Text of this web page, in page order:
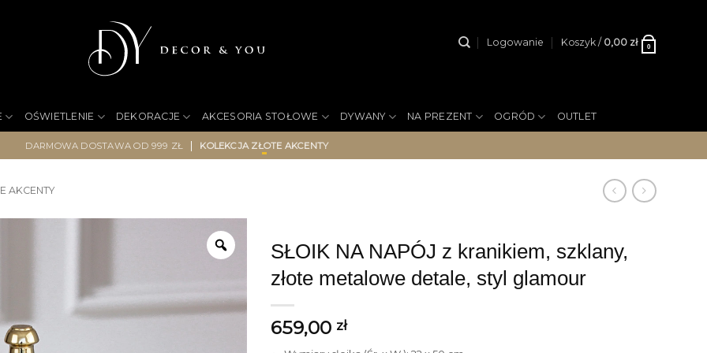
Logowanie Koszyk / 0,00 zł 0
OŚWIETLENIE DEKORACJE AKCESORIA STOŁOWE DYWANY NA PREZENT OGRÓD OUTLET
DARMOWA DOSTAWA OD 999 ZŁ | KOLEKCJA ZŁOTE AKCENTY
AKCENTY
SŁOIK NA NAPÓJ z kranikiem, szklany,
złote metalowe detale, styl glamour
659,00 zł